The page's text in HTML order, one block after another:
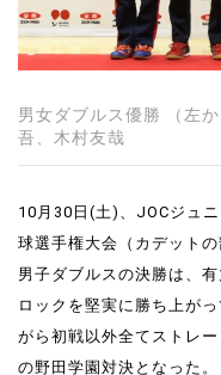
男女ダブルス優勝 （左
吾、木村友哉
10月30日(土)、JOCジュ
球選手権大会（カデットの
男子ダブルスの決勝は、
ロックを堅実に勝ち上が
がら初戦以外全てストレ
の野田学園対決となった。